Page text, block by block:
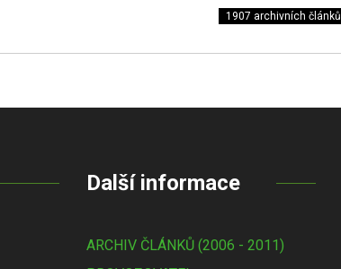
1907 archivních článků
Další informace
ARCHIV ČLÁNKŮ (2006 - 2011)